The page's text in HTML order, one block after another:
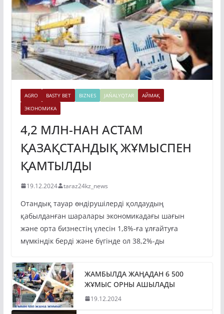
AGRO BASTY BET BIZNES JAŃALYQTAR
АЙМАҚ
ЭКОНОМИКА
4,2 МЛН-НАН АСТАМ
ҚАЗАҚСТАНДЫҚ ЖҰМЫСПЕН
ҚАМТЫЛДЫ
19.12.2024 taraz24kz_news
Отандық тауар өндірушілерді қолдаудың
қабылданған шаралары экономикадағы шағын
және орта бизнестің үлесін 1,8%-ға ұлғайтуға
мүмкіндік берді және бүгінде ол 38,2%-ды
ЖАМБЫЛДА ЖАҢАДАН 6 500
ЖҰМЫС ОРНЫ АШЫЛАДЫ
19.12.2024